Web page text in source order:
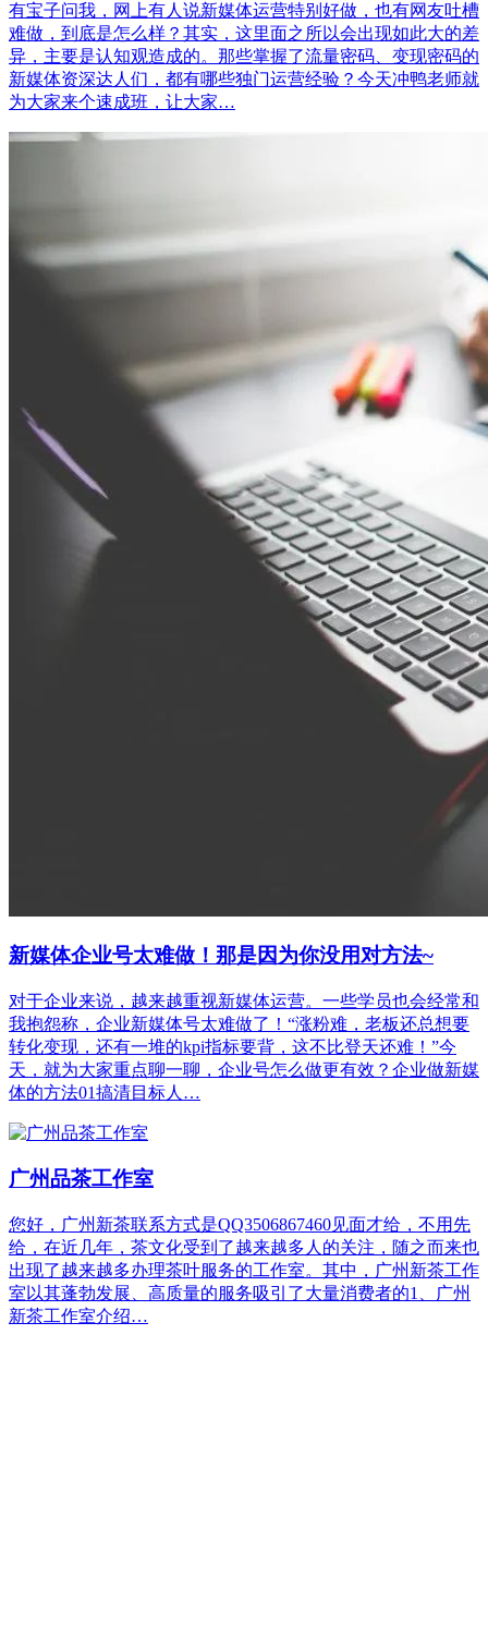
有宝子问我，网上有人说新媒体运营特别好做，也有网友吐槽
难做，到底是怎么样？其实，这里面之所以会出现如此大的差
异，主要是认知观造成的。那些掌握了流量密码、变现密码的
新媒体资深达人们，都有哪些独门运营经验？今天冲鸭老师就
为大家来个速成班，让大家…
新媒体企业号太难做！那是因为你没用对方法~
对于企业来说，越来越重视新媒体运营。一些学员也会经常和
我抱怨称，企业新媒体号太难做了！“涨粉难，老板还总想要
转化变现，还有一堆的kpi指标要背，这不比登天还难！”今
天，就为大家重点聊一聊，企业号怎么做更有效？企业做新媒
体的方法01搞清目标人…
广州品茶工作室
您好，广州新茶联系方式是QQ3506867460见面才给，不用先
给，在近几年，茶文化受到了越来越多人的关注，随之而来也
出现了越来越多办理茶叶服务的工作室。其中，广州新茶工作
室以其蓬勃发展、高质量的服务吸引了大量消费者的1、广州
新茶工作室介绍…